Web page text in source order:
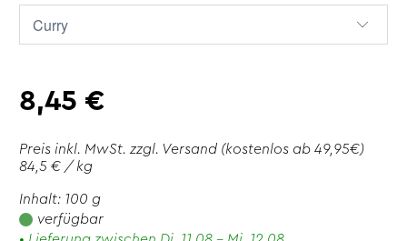
8,45 €
Preis inkl. MwSt. zzgl. Versand (kostenlos ab 49,95€)
84,5 € / kg
Inhalt: 100 g
verfügbar